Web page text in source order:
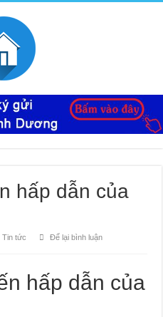
hấp dẫn của
Tin tức
Để lại bình luận
hấp dẫn của